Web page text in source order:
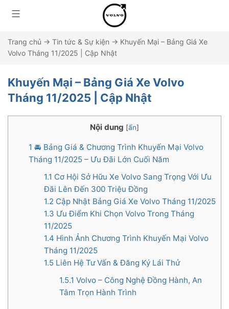
Trang chủ → Tin tức & Sự kiện → Khuyến Mại – Bảng Giá Xe
Volvo Tháng 11/2025 | Cập Nhật
Khuyến Mại – Bảng Giá Xe Volvo
Tháng 11/2025 | Cập Nhật
Nội dung [ẩn]
1 🚘 Bảng Giá & Chương Trình Khuyến Mại Volvo
Tháng 11/2025 – Ưu Đãi Lớn Cuối Năm
1.1 Cơ Hội Sở Hữu Xe Volvo Sang Trọng Với Ưu
Đãi Lên Đến 300 Triệu Đồng
1.2 Cập Nhật Bảng Giá Xe Volvo Tháng 11/2025
1.3 Ưu Điểm Khi Chọn Volvo Trong Tháng
11/2025
1.4 Hình Ảnh Chương Trình Khuyến Mại Volvo
Tháng 11/2025
1.5 Liên Hệ Tư Vấn & Đăng Ký Lái Thử
1.5.1 Volvo – Công Nghệ Đồng Hành, An
Tâm Trọn Hành Trình